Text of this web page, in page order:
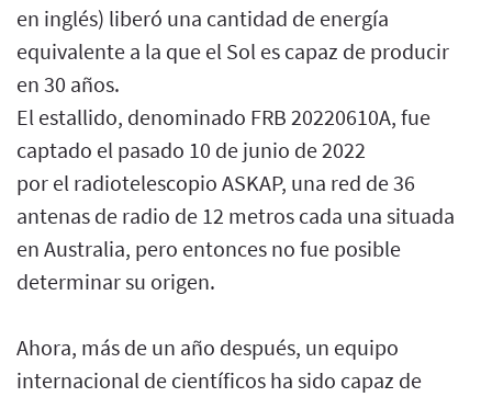
en inglés) liberó una cantidad de energía
equivalente a la que el Sol es capaz de producir
en 30 años.
El estallido, denominado FRB 20220610A, fue
captado el pasado 10 de junio de 2022
por el radiotelescopio ASKAP, una red de 36
antenas de radio de 12 metros cada una situada
en Australia, pero entonces no fue posible
determinar su origen.
Ahora, más de un año después, un equipo
internacional de científicos ha sido capaz de